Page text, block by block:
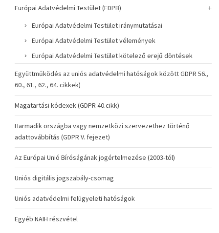
Európai Adatvédelmi Testület (EDPB)
Európai Adatvédelmi Testület iránymutatásai
Európai Adatvédelmi Testület vélemények
Európai Adatvédelmi Testület kötelező erejű döntések
Együttműködés az uniós adatvédelmi hatóságok között GDPR 56.,
60., 61., 62., 64. cikkek)
Magatartási kódexek (GDPR 40.cikk)
Harmadik országba vagy nemzetközi szervezethez történő
adattovábbítás (GDPR V. fejezet)
Az Európai Unió Bíróságának jogértelmezése (2003-tól)
Uniós digitális jogszabály-csomag
Uniós adatvédelmi felügyeleti hatóságok
Egyéb NAIH részvétel